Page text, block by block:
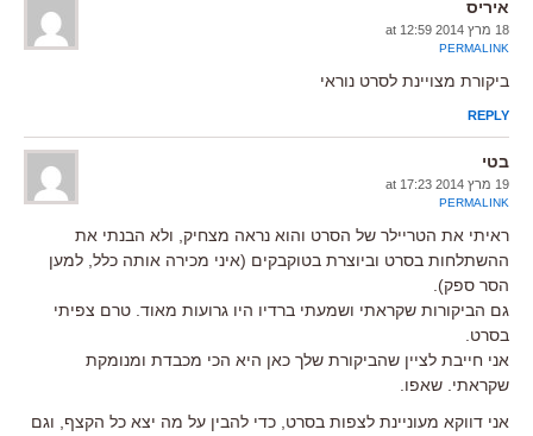
איריס
18 מרץ 2014 at 12:59
PERMALINK
ביקורת מצויינת לסרט נוראי
REPLY
בטי
19 מרץ 2014 at 17:23
PERMALINK
ראיתי את הטריילר של הסרט והוא נראה מצחיק, ולא הבנתי את
ההשתלחות בסרט וביוצרת בטוקבקים (איני מכירה אותה כלל, למען
הסר ספק).
גם הביקורות שקראתי ושמעתי ברדיו היו גרועות מאוד. טרם צפיתי
בסרט.
אני חייבת לציין שהביקורת שלך כאן היא הכי מכבדת ומנומקת
שקראתי. שאפו.
אני דווקא מעוניינת לצפות בסרט, כדי להבין על מה יצא כל הקצף, וגם